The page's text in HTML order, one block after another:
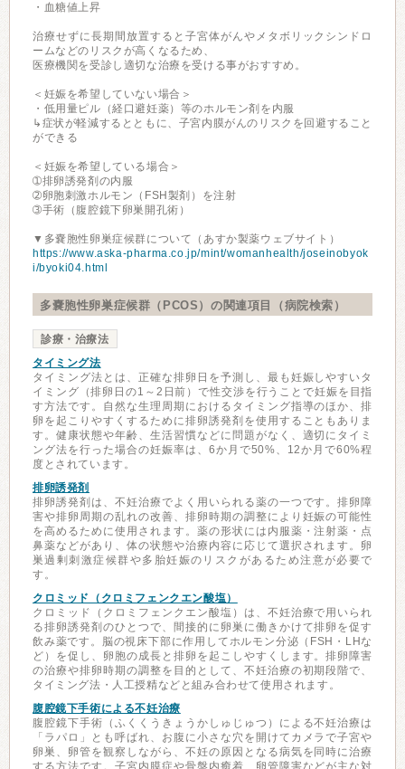
・血糖値上昇
治療せずに長期間放置すると子宮体がんやメタボリックシンドロ
ームなどのリスクが高くなるため、
医療機関を受診し適切な治療を受ける事がおすすめ。
＜妊娠を希望していない場合＞
・低用量ピル（経口避妊薬）等のホルモン剤を内服
↳症状が軽減するとともに、子宮内膜がんのリスクを回避すること
ができる
＜妊娠を希望している場合＞
➀排卵誘発剤の内服
➁卵胞刺激ホルモン（FSH製剤）を注射
➂手術（腹腔鏡下卵巣開孔術）
▼多嚢胞性卵巣症候群について（あすか製薬ウェブサイト）
https://www.aska-pharma.co.jp/mint/womanhealth/joseinobyok
i/byoki04.html
多嚢胞性卵巣症候群（PCOS）の関連項目（病院検索）
診療・治療法
タイミング法
タイミング法とは、正確な排卵日を予測し、最も妊娠しやすいタ
イミング（排卵日の1～2日前）で性交渉を行うことで妊娠を目指
す方法です。自然な生理周期におけるタイミング指導のほか、排
卵を起こりやすくするために排卵誘発剤を使用することもありま
す。健康状態や年齢、生活習慣などに問題がなく、適切にタイミ
ング法を行った場合の妊娠率は、6か月で50%、12か月で60%程
度とされています。
排卵誘発剤
排卵誘発剤は、不妊治療でよく用いられる薬の一つです。排卵障
害や排卵周期の乱れの改善、排卵時期の調整により妊娠の可能性
を高めるために使用されます。薬の形状には内服薬・注射薬・点
鼻薬などがあり、体の状態や治療内容に応じて選択されます。卵
巣過剰刺激症候群や多胎妊娠のリスクがあるため注意が必要で
す。
クロミッド（クロミフェンクエン酸塩）
クロミッド（クロミフェンクエン酸塩）は、不妊治療で用いられ
る排卵誘発剤のひとつで、間接的に卵巣に働きかけて排卵を促す
飲み薬です。脳の視床下部に作用してホルモン分泌（FSH・LHな
ど）を促し、卵胞の成長と排卵を起こしやすくします。排卵障害
の治療や排卵時期の調整を目的として、不妊治療の初期段階で、
タイミング法・人工授精などと組み合わせて使用されます。
腹腔鏡下手術による不妊治療
腹腔鏡下手術（ふくくうきょうかしゅじゅつ）による不妊治療は
「ラパロ」とも呼ばれ、お腹に小さな穴を開けてカメラで子宮や
卵巣、卵管を観察しながら、不妊の原因となる病気を同時に治療
する方法です。子宮内膜症や骨盤内癒着、卵管障害などが主な対